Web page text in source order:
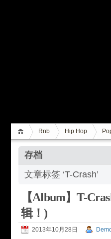
Rnb Hip Hop
存档
文章标签 ‘T-Crash’
【Album】T-
辑！)
2013年10月28日